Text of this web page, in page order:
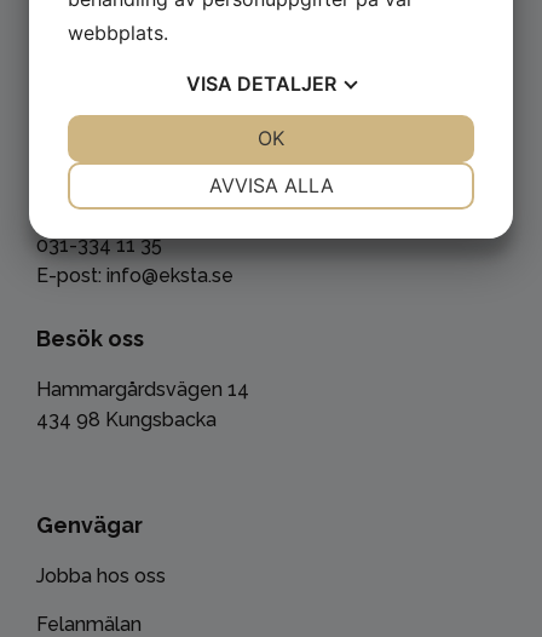
Kontakta oss
Eksta Bostads AB
Kundtjänst: 0300-356 00
Akuta problem kvällar/helger:
031-334 11 35
E-post: info@eksta.se
Besök oss
Hammargårdsvägen 14
434 98 Kungsbacka
Genvägar
Jobba hos oss
Felanmälan
webbplats.
VISA DETALJER
MARKNADSFÖRING
AVVISA ALLA
OK